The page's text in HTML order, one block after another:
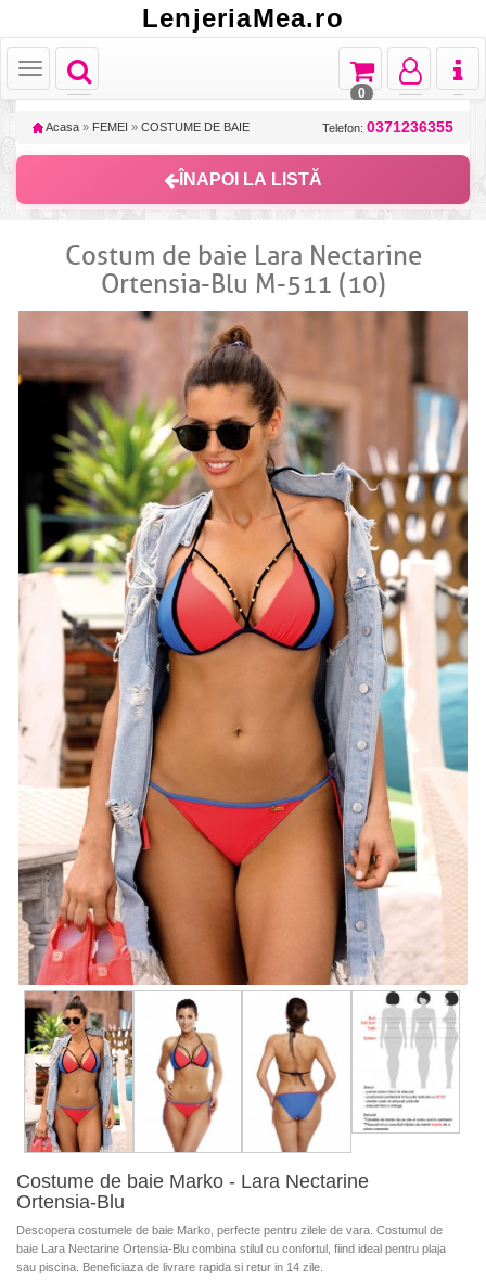
LenjeriaMea.ro
Toggle
navigation
Toggle
Toggle
navigation
Toggle
navigation
Toggle
navigation
0
Acasa » FEMEI » COSTUME DE BAIE Telefon: 0371236355
ÎNAPOI LA LISTĂ
Costum de baie Lara Nectarine
Ortensia-Blu M-511 (10)
Costume de baie Marko - Lara Nectarine
Ortensia-Blu
Descopera costumele de baie Marko, perfecte pentru zilele de vara. Costumul de
baie Lara Nectarine Ortensia-Blu combina stilul cu confortul, fiind ideal pentru plaja
sau piscina. Beneficiaza de livrare rapida si retur in 14 zile.